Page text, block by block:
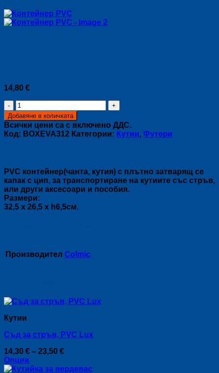
14,80 €
количество
за
Контейнер
PVC
Добавяне в количката
Всички цени са с включено ДДС.
Код: BOXEVA312 Категории: Кутии, Футери
PVC контейнер(чанта, кутия) с плътно затварящ се
капак с цип, за транспортиране на кутиите със стръв,
или други аксесоари и пособия.
Размери:
32,5 x 26,5 x h6,5см.
Производител Colmic
Кутии
Съд за стръв, PVC Lux
14,30 € – 23,50 €Price
14,30 €
Опции
This